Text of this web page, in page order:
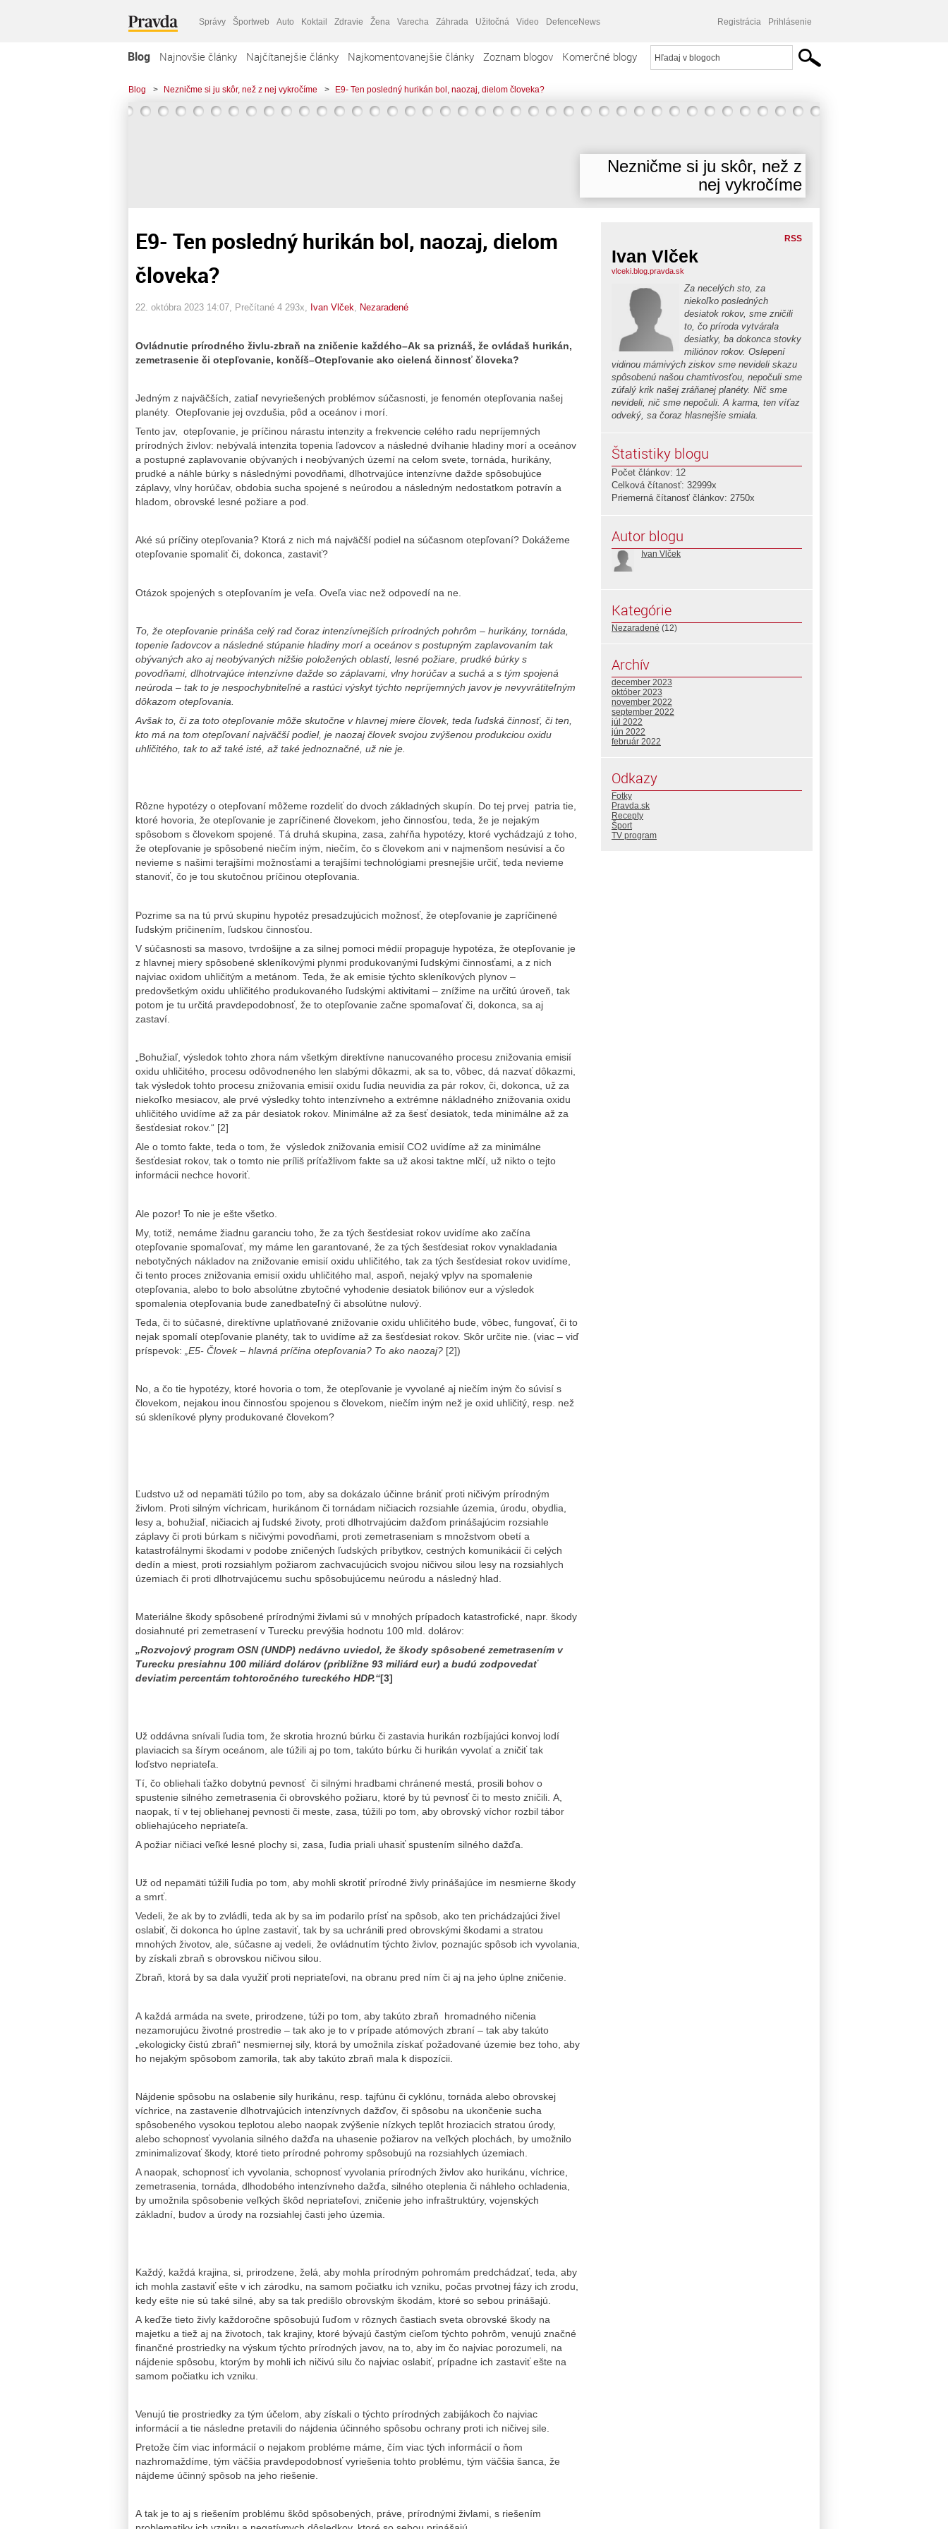
Správy Športweb Auto Koktail Zdravie Žena Varecha Záhrada Užitočná Video DefenceNews Registrácia Prihlásenie
Blog Najnovšie články Najčítanejšie články Najkomentovanejšie články Zoznam blogov Komerčné blogy
Blog > Nezničme si ju skôr, než z nej vykročíme > E9- Ten posledný hurikán bol, naozaj, dielom človeka?
Nezničme si ju skôr, než z
nej vykročíme
E9- Ten posledný hurikán bol, naozaj, dielom
človeka?
22. októbra 2023 14:07 , Prečítané 4 293x, Ivan Vlček Nezaradené
Ovládnutie prírodného živlu-zbraň na zničenie každého–Ak sa priznáš, že ovládaš hurikán,
zemetrasenie či otepľovanie, končíš–Otepľovanie ako cielená činnosť človeka?
Jedným z najväčších, zatiaľ nevyriešených problémov súčasnosti, je fenomén otepľovania našej
planéty. Otepľovanie jej ovzdušia, pôd a oceánov i morí.
Tento jav, otepľovanie, je príčinou nárastu intenzity a frekvencie celého radu nepríjemných
prírodných živlov: nebývalá intenzita topenia ľadovcov a následné dvíhanie hladiny morí a oceánov
a postupné zaplavovanie obývaných i neobývaných území na celom svete, tornáda, hurikány,
prudké a náhle búrky s následnými povodňami, dlhotrvajúce intenzívne dažde spôsobujúce
záplavy, vlny horúčav, obdobia sucha spojené s neúrodou a následným nedostatkom potravín a
hladom, obrovské lesné požiare a pod.
Aké sú príčiny otepľovania? Ktorá z nich má najväčší podiel na súčasnom otepľovaní? Dokážeme
otepľovanie spomaliť či, dokonca, zastaviť?
Otázok spojených s otepľovaním je veľa. Oveľa viac než odpovedí na ne.
To, že otepľovanie prináša celý rad čoraz intenzívnejších prírodných pohrôm – hurikány, tornáda,
topenie ľadovcov a následné stúpanie hladiny morí a oceánov s postupným zaplavovaním tak
obývaných ako aj neobývaných nižšie položených oblastí, lesné požiare, prudké búrky s
povodňami, dlhotrvajúce intenzívne dažde so záplavami, vlny horúčav a suchá a s tým spojená
neúroda – tak to je nespochybniteľné a rastúci výskyt týchto nepríjemných javov je nevyvrátiteľným
dôkazom otepľovania.
Avšak to, či za toto otepľovanie môže skutočne v hlavnej miere človek, teda ľudská činnosť, či ten,
kto má na tom otepľovaní najväčší podiel, je naozaj človek svojou zvýšenou produkciou oxidu
uhličitého, tak to až také isté, až také jednoznačné, už nie je.
Rôzne hypotézy o otepľovaní môžeme rozdeliť do dvoch základných skupín. Do tej prvej patria tie,
ktoré hovoria, že otepľovanie je zapríčinené človekom, jeho činnosťou, teda, že je nejakým
spôsobom s človekom spojené. Tá druhá skupina, zasa, zahŕňa hypotézy, ktoré vychádzajú z toho,
že otepľovanie je spôsobené niečím iným, niečím, čo s človekom ani v najmenšom nesúvisí a čo
nevieme s našimi terajšími možnosťami a terajšími technológiami presnejšie určiť, teda nevieme
stanoviť, čo je tou skutočnou príčinou otepľovania.
Pozrime sa na tú prvú skupinu hypotéz presadzujúcich možnosť, že otepľovanie je zapríčinené
ľudským pričinením, ľudskou činnosťou.
V súčasnosti sa masovo, tvrdošijne a za silnej pomoci médií propaguje hypotéza, že otepľovanie je
z hlavnej miery spôsobené skleníkovými plynmi produkovanými ľudskými činnosťami, a z nich
najviac oxidom uhličitým a metánom. Teda, že ak emisie týchto skleníkových plynov –
predovšetkým oxidu uhličitého produkovaného ľudskými aktivitami – znížime na určitú úroveň, tak
potom je tu určitá pravdepodobnosť, že to otepľovanie začne spomaľovať či, dokonca, sa aj
zastaví.
„Bohužiaľ, výsledok tohto zhora nám všetkým direktívne nanucovaného procesu znižovania emisií
oxidu uhličitého, procesu odôvodneného len slabými dôkazmi, ak sa to, vôbec, dá nazvať dôkazmi,
tak výsledok tohto procesu znižovania emisií oxidu ľudia neuvidia za pár rokov, či, dokonca, už za
niekoľko mesiacov, ale prvé výsledky tohto intenzívneho a extrémne nákladného znižovania oxidu
uhličitého uvidíme až za pár desiatok rokov. Minimálne až za šesť desiatok, teda minimálne až za
šesťdesiat rokov.“ [2]
Ale o tomto fakte, teda o tom, že výsledok znižovania emisií CO2 uvidíme až za minimálne
šesťdesiat rokov, tak o tomto nie príliš príťažlivom fakte sa už akosi taktne mlčí, už nikto o tejto
informácii nechce hovoriť.
Ale pozor! To nie je ešte všetko.
My, totiž, nemáme žiadnu garanciu toho, že za tých šesťdesiat rokov uvidíme ako začína
otepľovanie spomaľovať, my máme len garantované, že za tých šesťdesiat rokov vynakladania
nebotyčných nákladov na znižovanie emisií oxidu uhličitého, tak za tých šesťdesiat rokov uvidíme,
či tento proces znižovania emisií oxidu uhličitého mal, aspoň, nejaký vplyv na spomalenie
otepľovania, alebo to bolo absolútne zbytočné vyhodenie desiatok biliónov eur a výsledok
spomalenia otepľovania bude zanedbateľný či absolútne nulový.
Teda, či to súčasné, direktívne uplatňované znižovanie oxidu uhličitého bude, vôbec, fungovať, či to
nejak spomalí otepľovanie planéty, tak to uvidíme až za šesťdesiat rokov. Skôr určite nie. (viac – viď
príspevok:
E5- Človek – hlavná príčina otepľovania? To ako naozaj? [2])
No, a čo tie hypotézy, ktoré hovoria o tom, že otepľovanie je vyvolané aj niečím iným čo súvisí s
človekom, nejakou inou činnosťou spojenou s človekom, niečím iným než je oxid uhličitý, resp. než
sú skleníkové plyny produkované človekom?
Ľudstvo už od nepamäti túžilo po tom, aby sa dokázalo účinne brániť proti ničivým prírodným
živlom. Proti silným víchricam, hurikánom či tornádam ničiacich rozsiahle územia, úrodu, obydlia,
lesy a, bohužiaľ, ničiacich aj ľudské životy, proti dlhotrvajúcim dažďom prinášajúcim rozsiahle
záplavy či proti búrkam s ničivými povodňami, proti zemetraseniam s množstvom obetí a
katastrofálnymi škodami v podobe zničených ľudských príbytkov, cestných komunikácií či celých
dedín a miest, proti rozsiahlym požiarom zachvacujúcich svojou ničivou silou lesy na rozsiahlych
územiach či proti dlhotrvajúcemu suchu spôsobujúcemu neúrodu a následný hlad.
Materiálne škody spôsobené prírodnými živlami sú v mnohých prípadoch katastrofické, napr. škody
dosiahnuté pri zemetrasení v Turecku prevýšia hodnotu 100 mld. dolárov:
„Rozvojový program OSN (UNDP) nedávno uviedol, že škody spôsobené zemetrasením v
Turecku presiahnu 100 miliárd dolárov (približne 93 miliárd eur) a budú zodpovedať
deviatim percentám tohtoročného tureckého HDP.“[3]
Už oddávna snívali ľudia tom, že skrotia hroznú búrku či zastavia hurikán rozbíjajúci konvoj lodí
plaviacich sa šírym oceánom, ale túžili aj po tom, takúto búrku či hurikán vyvolať a zničiť tak
loďstvo nepriateľa.
Tí, čo obliehali ťažko dobytnú pevnosť či silnými hradbami chránené mestá, prosili bohov o
spustenie silného zemetrasenia či obrovského požiaru, ktoré by tú pevnosť či to mesto zničili. A,
naopak, tí v tej obliehanej pevnosti či meste, zasa, túžili po tom, aby obrovský víchor rozbil tábor
obliehajúceho nepriateľa.
A požiar ničiaci veľké lesné plochy si, zasa, ľudia priali uhasiť spustením silného dažďa.
Už od nepamäti túžili ľudia po tom, aby mohli skrotiť prírodné živly prinášajúce im nesmierne škody
a smrť.
Vedeli, že ak by to zvládli, teda ak by sa im podarilo prísť na spôsob, ako ten prichádzajúci živel
oslabiť, či dokonca ho úplne zastaviť, tak by sa uchránili pred obrovskými škodami a stratou
mnohých životov, ale, súčasne aj vedeli, že ovládnutím týchto živlov, poznajúc spôsob ich vyvolania,
by získali zbraň s obrovskou ničivou silou.
Zbraň, ktorá by sa dala využiť proti nepriateľovi, na obranu pred ním či aj na jeho úplne zničenie.
A každá armáda na svete, prirodzene, túži po tom, aby takúto zbraň hromadného ničenia
nezamorujúcu životné prostredie – tak ako je to v prípade atómových zbraní – tak aby takúto
„ekologicky čistú zbraň“ nesmiernej sily, ktorá by umožnila získať požadované územie bez toho, aby
ho nejakým spôsobom zamorila, tak aby takúto zbraň mala k dispozícii.
Nájdenie spôsobu na oslabenie sily hurikánu, resp. tajfúnu či cyklónu, tornáda alebo obrovskej
víchrice, na zastavenie dlhotrvajúcich intenzívnych dažďov, či spôsobu na ukončenie sucha
spôsobeného vysokou teplotou alebo naopak zvýšenie nízkych teplôt hroziacich stratou úrody,
alebo schopnosť vyvolania silného dažďa na uhasenie požiarov na veľkých plochách, by umožnilo
zminimalizovať škody, ktoré tieto prírodné pohromy spôsobujú na rozsiahlych územiach.
A naopak, schopnosť ich vyvolania, schopnosť vyvolania prírodných živlov ako hurikánu, víchrice,
zemetrasenia, tornáda, dlhodobého intenzívneho dažďa, silného oteplenia či náhleho ochladenia,
by umožnila spôsobenie veľkých škôd nepriateľovi, zničenie jeho infraštruktúry, vojenských
základní, budov a úrody na rozsiahlej časti jeho územia.
Každý, každá krajina, si, prirodzene, želá, aby mohla prírodným pohromám predchádzať, teda, aby
ich mohla zastaviť ešte v ich zárodku, na samom počiatku ich vzniku, počas prvotnej fázy ich zrodu,
kedy ešte nie sú také silné, aby sa tak predišlo obrovským škodám, ktoré so sebou prinášajú.
A keďže tieto živly každoročne spôsobujú ľuďom v rôznych častiach sveta obrovské škody na
majetku a tiež aj na životoch, tak krajiny, ktoré bývajú častým cieľom týchto pohrôm, venujú značné
finančné prostriedky na výskum týchto prírodných javov, na to, aby im čo najviac porozumeli, na
nájdenie spôsobu, ktorým by mohli ich ničivú silu čo najviac oslabiť, prípadne ich zastaviť ešte na
samom počiatku ich vzniku.
Venujú tie prostriedky za tým účelom, aby získali o týchto prírodných zabijákoch čo najviac
informácií a tie následne pretavili do nájdenia účinného spôsobu ochrany proti ich ničivej sile.
Pretože čím viac informácií o nejakom probléme máme, čím viac tých informácií o ňom
nazhromaždíme, tým väčšia pravdepodobnosť vyriešenia tohto problému, tým väčšia šanca, že
nájdeme účinný spôsob na jeho riešenie.
A tak je to aj s riešením problému škôd spôsobených, práve, prírodnými živlami, s riešením
RSS
Ivan Vlček
vlceki.blog.pravda.sk
Za necelých sto, za
niekoľko posledných
desiatok rokov, sme zničili
to, čo príroda vytvárala
desiatky, ba dokonca stovky
miliónov rokov. Oslepení
vidinou mámivých ziskov sme nevideli skazu
spôsobenú našou chamtivosťou, nepočuli sme
zúfalý krik našej zráňanej planéty. Nič sme
nevideli, nič sme nepočuli. A karma, ten víťaz
odveký, sa čoraz hlasnejšie smiala.
Štatistiky blogu
Počet článkov: 12
Celková čítanosť: 32999x
Priemerná čítanosť článkov: 2750x
Autor blogu
Ivan Vlček
Kategórie
Nezaradené (12)
Archív
december 2023
október 2023
november 2022
september 2022
júl 2022
jún 2022
február 2022
Odkazy
Fotky
Pravda.sk
Recepty
Šport
TV program